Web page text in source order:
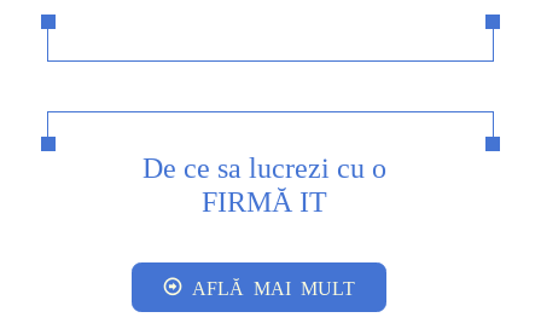
De ce sa lucrezi cu o
FIRMĂ IT
AFLĂ MAI MULT